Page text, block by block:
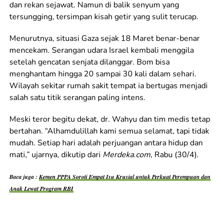
dan rekan sejawat. Namun di balik senyum yang
tersungging, tersimpan kisah getir yang sulit terucap.
Menurutnya, situasi Gaza sejak 18 Maret benar-benar
mencekam. Serangan udara Israel kembali menggila
setelah gencatan senjata dilanggar. Bom bisa
menghantam hingga 20 sampai 30 kali dalam sehari.
Wilayah sekitar rumah sakit tempat ia bertugas menjadi
salah satu titik serangan paling intens.
Meski teror begitu dekat, dr. Wahyu dan tim medis tetap
bertahan. “Alhamdulillah kami semua selamat, tapi tidak
mudah. Setiap hari adalah perjuangan antara hidup dan
mati,” ujarnya, dikutip dari Merdeka.com, Rabu (30/4).
Baca juga : Kemen PPPA Soroti Empat Isu Krusial untuk Perkuat Perempuan dan
Anak Lewat Program RBI